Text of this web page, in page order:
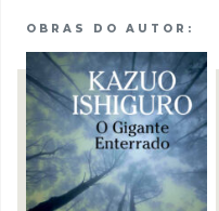
grau de Oficial da
a condecoração
Ordem das Artes e
Kazuo Ishiguro
esporadicamente à
cinema. O argumento
Living valeu-lhe, em
OBRAS DO AUTOR: